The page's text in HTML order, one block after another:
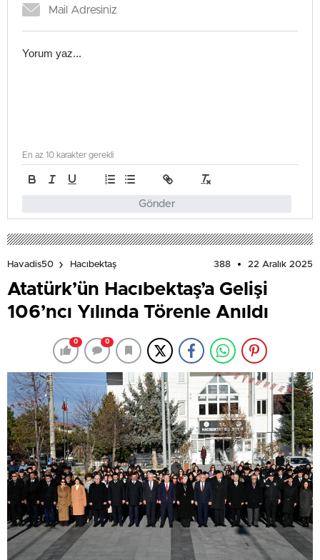
Gönder
En az 10 karakter gerekli
Havadis50 Hacıbektaş 388 22 Aralık 2025
Atatürk’ün Hacıbektaş’a Gelişi
106’ncı Yılında Törenle Anıldı
0 0